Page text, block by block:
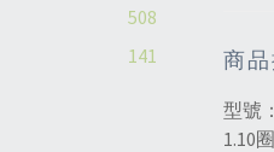
508
141 商
型號
1.10